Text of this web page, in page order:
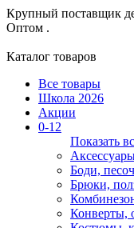
Крупный поставщик
Оптом .
Каталог товаров
Все товары
Школа 2026
Акции
0-12
Показать
Боди,
Брюки,
Конверты,